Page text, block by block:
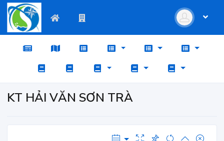
KT HẢI VĂN SƠN TRÀ